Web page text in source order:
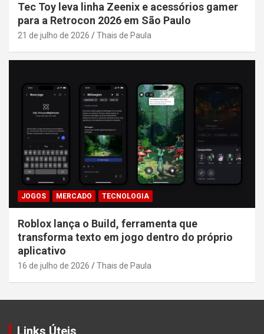
Tec Toy leva linha Zeenix e acessórios gamer
para a Retrocon 2026 em São Paulo
21 de julho de 2026 Thais de Paula
JOGOS MERCADO TECNOLOGIA
Roblox lança o Build, ferramenta que
transforma texto em jogo dentro do próprio
aplicativo
16 de julho de 2026 Thais de Paula
Links Úteis